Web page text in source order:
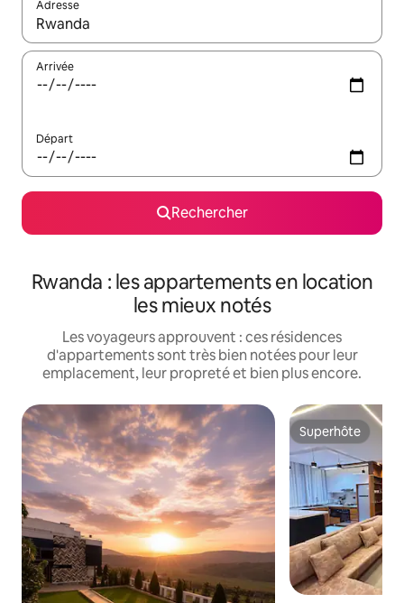
Adresse
Lorsque les résultats s'affichent, utilisez les flèches vers le
Arrivée
Départ
Rechercher
Rwanda : les appartements en location
les mieux notés
Les voyageurs approuvent : ces résidences
d'appartements sont très bien notées pour leur
emplacement, leur propreté et bien plus encore.
Superhôte
Superhôte